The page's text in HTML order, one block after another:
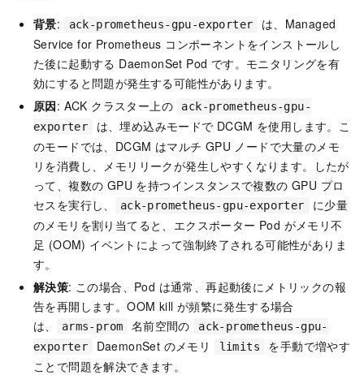
背景: ack-prometheus-gpu-exporter
は、Managed
Service for Prometheus コンポーネントをインストールし
た後に起動する DaemonSet Pod です。モニタリングを有
効にすると問題が発生する可能性があります。
原因: ACK クラスター上の
ack-prometheus-gpu-
exporter
は、埋め込みモードで DCGM を使用します。こ
のモードでは、DCGM はマルチ GPU ノードで大量のメモ
リを消費し、メモリリークが発生しやすくなります。したが
って、複数の GPU を持つインスタンスで複数の GPU プロ
セスを実行し、
ack-prometheus-gpu-exporter
に少量
のメモリを割り当てると、エクスポーター Pod がメモリ不
足 (OOM) イベントによって強制終了される可能性がありま
す。
解決策: この場合、Pod は通常、再起動後にメトリックの報
告を再開します。OOM kill が頻繁に発生する場合
は、
arms-prom 名前空間の
ack-prometheus-gpu-
exporter
DaemonSet のメモリ limits
を手動で増やす
ことで問題を解決できます。